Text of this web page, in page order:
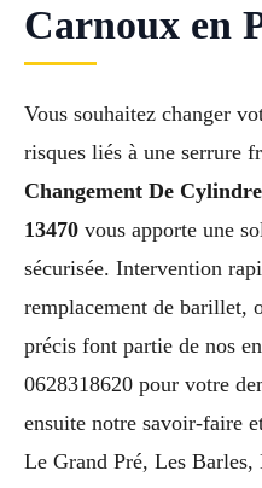
Carnoux en
Vous souhaitez changer
risques liés à une serrure
Changement De
13470 vous apporte une
sécurisée. Intervention
remplacement de barillet,
précis font partie de nos
0628318620 pour votre
ensuite notre savoir-faire
Le Grand Pré, Les Barles,